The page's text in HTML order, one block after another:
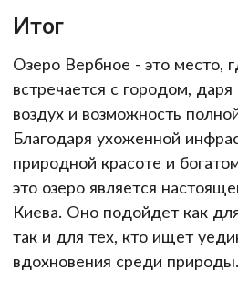
Итог
Озеро Вербное - это место,
встречается с городом,
воздух и возможность
Благодаря ухоженной
природной красоте и
это озеро является
Киева. Оно подойдет как
так и для тех, кто ищет
вдохновения среди природы.